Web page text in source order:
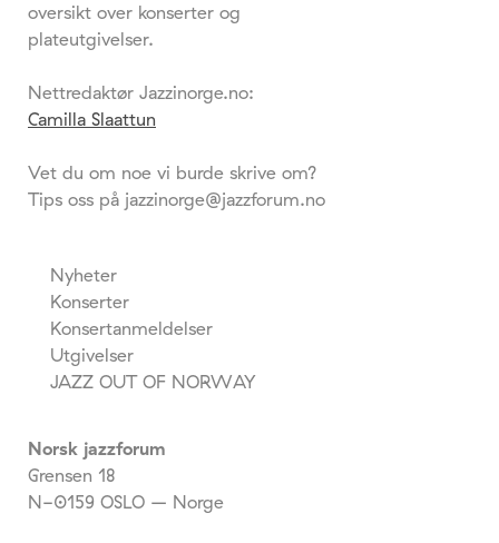
oversikt over konserter og
plateutgivelser.
Nettredaktør Jazzinorge.no:
Camilla Slaattun
Vet du om noe vi burde skrive om?
Tips oss på jazzinorge@jazzforum.no
Nyheter
Konserter
Konsertanmeldelser
Utgivelser
JAZZ OUT OF NORWAY
Norsk jazzforum
Grensen 18
N-0159 OSLO – Norge